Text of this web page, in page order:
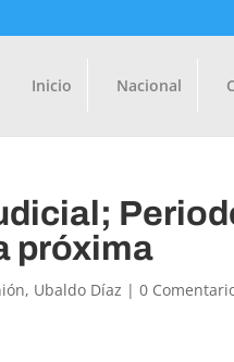
Inicio Nacional
próxima
, Ubaldo Díaz |0